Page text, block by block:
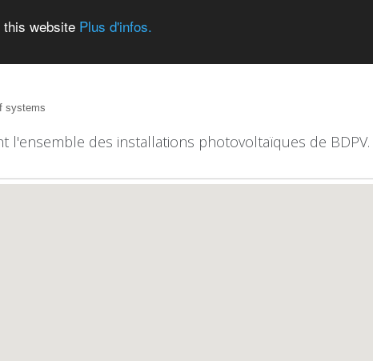
website Plus d'infos.
systems
l'ensemble des installations photovoltaïques de